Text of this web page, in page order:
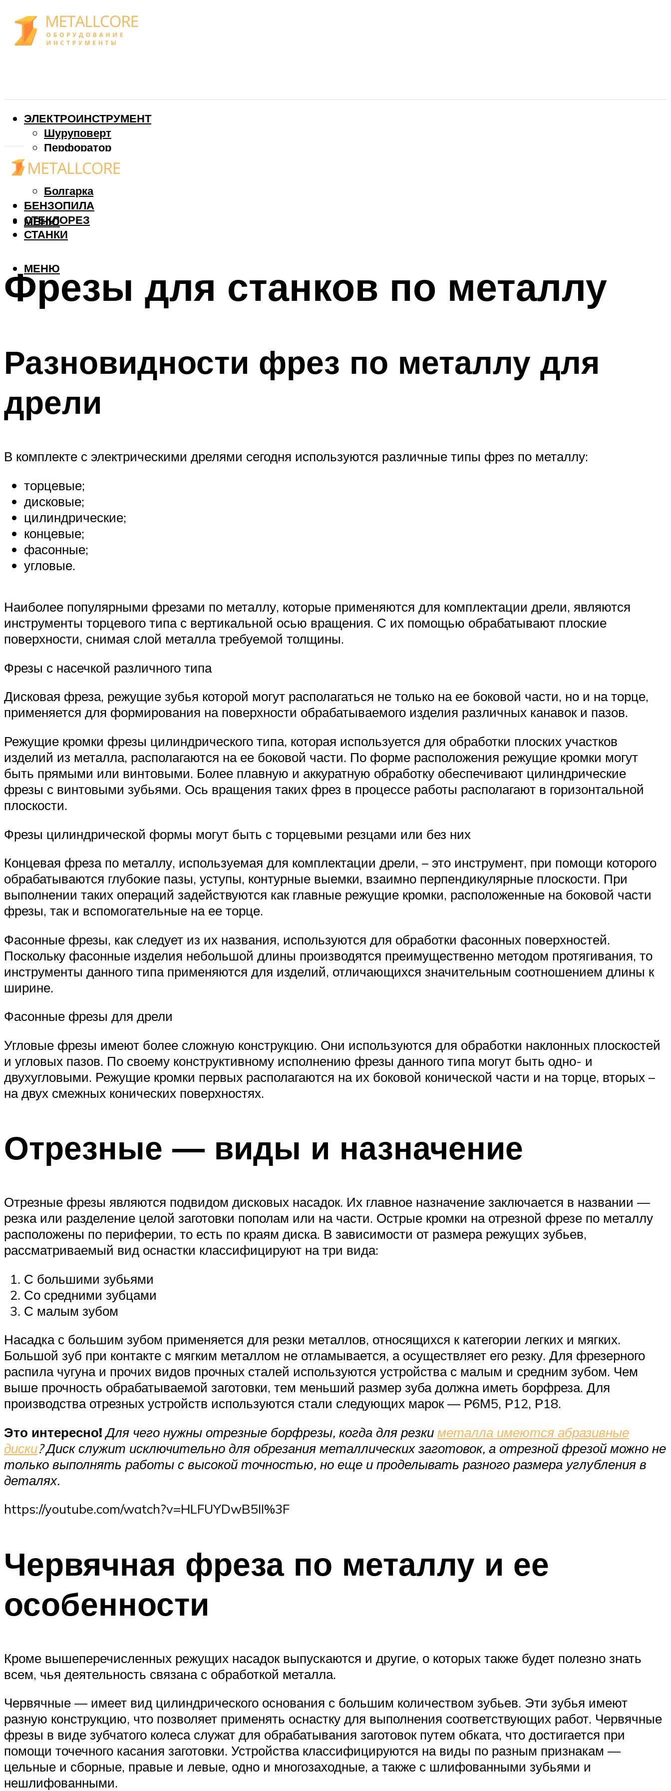
ЭЛЕКТРОИНСТРУМЕНТ
Шуруповерт
Перфоратор
Дрель
Фрезер
Болгарка
БЕНЗОПИЛА
СТЕКЛОРЕЗ
СТАНКИ
МЕНЮ
МЕНЮ
Фрезы для станков по металлу
Разновидности фрез по металлу для
дрели
В комплекте с электрическими дрелями сегодня используются различные типы фрез по металлу:
торцевые;
дисковые;
цилиндрические;
концевые;
фасонные;
угловые.
Наиболее популярными фрезами по металлу, которые применяются для комплектации дрели, являются
инструменты торцевого типа с вертикальной осью вращения. С их помощью обрабатывают плоские
поверхности, снимая слой металла требуемой толщины.
Фрезы с насечкой различного типа
Дисковая фреза, режущие зубья которой могут располагаться не только на ее боковой части, но и на торце,
применяется для формирования на поверхности обрабатываемого изделия различных канавок и пазов.
Режущие кромки фрезы цилиндрического типа, которая используется для обработки плоских участков
изделий из металла, располагаются на ее боковой части. По форме расположения режущие кромки могут
быть прямыми или винтовыми. Более плавную и аккуратную обработку обеспечивают цилиндрические
фрезы с винтовыми зубьями. Ось вращения таких фрез в процессе работы располагают в горизонтальной
плоскости.
Фрезы цилиндрической формы могут быть с торцевыми резцами или без них
Концевая фреза по металлу, используемая для комплектации дрели, – это инструмент, при помощи которого
обрабатываются глубокие пазы, уступы, контурные выемки, взаимно перпендикулярные плоскости. При
выполнении таких операций задействуются как главные режущие кромки, расположенные на боковой части
фрезы, так и вспомогательные на ее торце.
Фасонные фрезы, как следует из их названия, используются для обработки фасонных поверхностей.
Поскольку фасонные изделия небольшой длины производятся преимущественно методом протягивания, то
инструменты данного типа применяются для изделий, отличающихся значительным соотношением длины к
ширине.
Фасонные фрезы для дрели
Угловые фрезы имеют более сложную конструкцию. Они используются для обработки наклонных плоскостей
и угловых пазов. По своему конструктивному исполнению фрезы данного типа могут быть одно- и
двухугловыми. Режущие кромки первых располагаются на их боковой конической части и на торце, вторых –
на двух смежных конических поверхностях.
Отрезные — виды и назначение
Отрезные фрезы являются подвидом дисковых насадок. Их главное назначение заключается в названии —
резка или разделение целой заготовки пополам или на части. Острые кромки на отрезной фрезе по металлу
расположены по периферии, то есть по краям диска. В зависимости от размера режущих зубьев,
рассматриваемый вид оснастки классифицируют на три вида:
С большими зубьями
Со средними зубцами
С малым зубом
Насадка с большим зубом применяется для резки металлов, относящихся к категории легких и мягких.
Большой зуб при контакте с мягким металлом не отламывается, а осуществляет его резку. Для фрезерного
распила чугуна и прочих видов прочных сталей используются устройства с малым и средним зубом. Чем
выше прочность обрабатываемой заготовки, тем меньший размер зуба должна иметь борфреза. Для
производства отрезных устройств используются стали следующих марок — Р6М5, Р12, Р18.
Это интересно! Для чего нужны отрезные борфрезы, когда для резки металла имеются абразивные
диски? Диск служит исключительно для обрезания металлических заготовок, а отрезной фрезой можно не
только выполнять работы с высокой точностью, но еще и проделывать разного размера углубления в
деталях.
https://youtube.com/watch?v=HLFUYDwB5II%3F
Червячная фреза по металлу и ее
особенности
Кроме вышеперечисленных режущих насадок выпускаются и другие, о которых также будет полезно знать
всем, чья деятельность связана с обработкой металла.
Червячные — имеет вид цилиндрического основания с большим количеством зубьев. Эти зубья имеют
разную конструкцию, что позволяет применять оснастку для выполнения соответствующих работ. Червячные
фрезы в виде зубчатого колеса служат для обрабатывания заготовок путем обката, что достигается при
помощи точечного касания заготовки. Устройства классифицируются на виды по разным признакам —
цельные и сборные, правые и левые, одно и многозаходные, а также с шлифованными зубьями и
нешлифованными.